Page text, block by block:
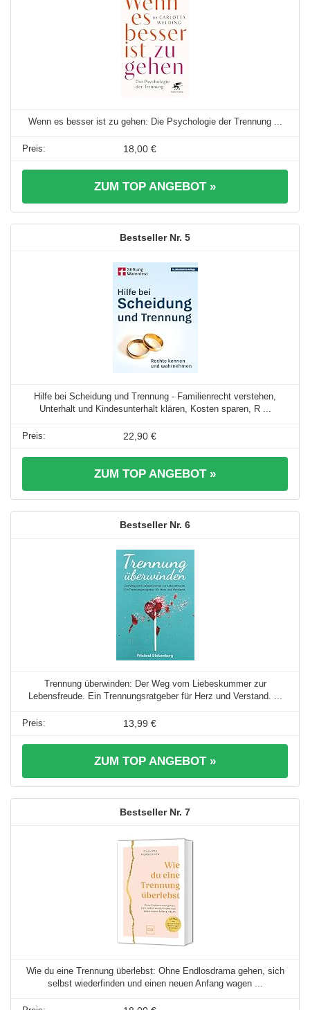
Wenn es besser ist zu gehen: Die Psychologie der Trennung ...
18,00 €
ZUM TOP ANGEBOT »
5
Hilfe bei Scheidung und Trennung - Familienrecht verstehen,
Unterhalt und Kindesunterhalt klären, Kosten sparen, R ...
22,90 €
ZUM TOP ANGEBOT »
6
Trennung überwinden: Der Weg vom Liebeskummer zur
Lebensfreude. Ein Trennungsratgeber für Herz und Verstand. ...
13,99 €
ZUM TOP ANGEBOT »
7
Wie du eine Trennung überlebst: Ohne Endlosdrama gehen, sich
selbst wiederfinden und einen neuen Anfang wagen ...